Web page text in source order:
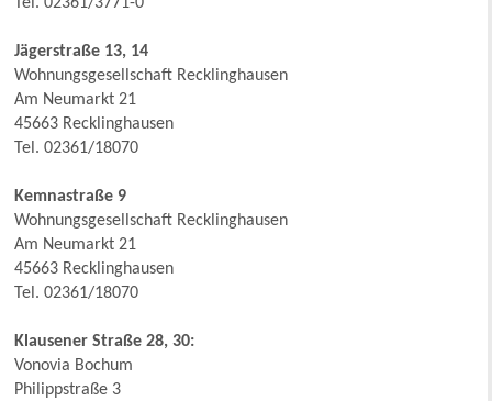
Jägerstraße 13, 14
Wohnungsgesellschaft Recklinghausen
Am Neumarkt 21
45663 Recklinghausen
Tel. 02361/18070
Kemnastraße 9
Wohnungsgesellschaft Recklinghausen
Am Neumarkt 21
45663 Recklinghausen
Tel. 02361/18070
Klausener Straße 28, 30:
Vonovia Bochum
Philippstraße 3